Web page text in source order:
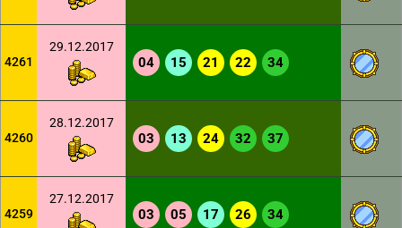
4261
29.12.2017
04 15 21 22 34
4260
28.12.2017
03 13 24 32 37
4259
27.12.2017
03 05 17 26 34